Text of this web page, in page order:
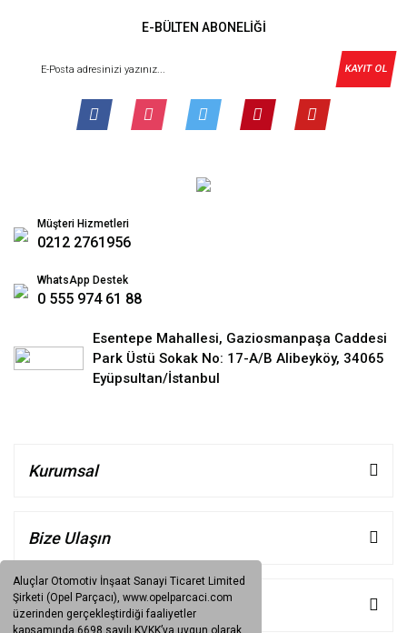
Aluçlar Otomotiv İnşaat Sanayi Ticaret Limited
Şirketi (Opel Parçacı), www.opelparcaci.com
üzerinden gerçekleştirdiği faaliyetler
E-BÜLTEN ABONELİĞİ
KAYIT OL
Müşteri Hizmetleri
0212 2761956
WhatsApp Destek
0 555 974 61 88
Esentepe Mahallesi, Gaziosmanpaşa Caddesi
Park Üstü Sokak No: 17-A/B Alibeyköy, 34065
Eyüpsultan/İstanbul
Kurumsal
Bize Ulaşın
Müşteri Hizmetleri